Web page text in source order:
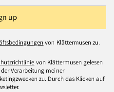
up
von Klättermusen zu.
von Klättermusen gelesen
Verarbeitung meiner
zu. Durch das Klicken auf